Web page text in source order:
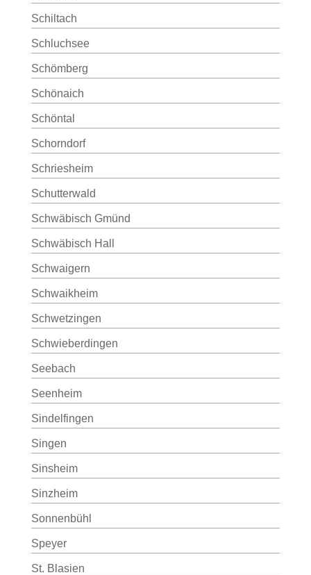
Schiltach
Schluchsee
Schömberg
Schönaich
Schöntal
Schorndorf
Schriesheim
Schutterwald
Schwäbisch Gmünd
Schwäbisch Hall
Schwaigern
Schwaikheim
Schwetzingen
Schwieberdingen
Seebach
Seenheim
Sindelfingen
Singen
Sinsheim
Sinzheim
Sonnenbühl
Speyer
St. Blasien